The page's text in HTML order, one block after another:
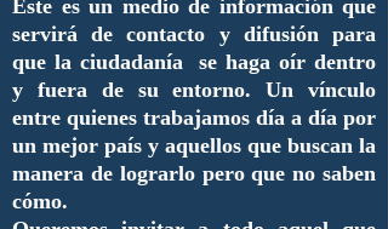
Este es un medio de información que
servirá de contacto y difusión para
que la ciudadanía se haga oír dentro
y fuera de su entorno. Un vínculo
entre quienes trabajamos día a día por
un mejor país y aquellos que buscan la
manera de lograrlo pero que no saben
cómo.